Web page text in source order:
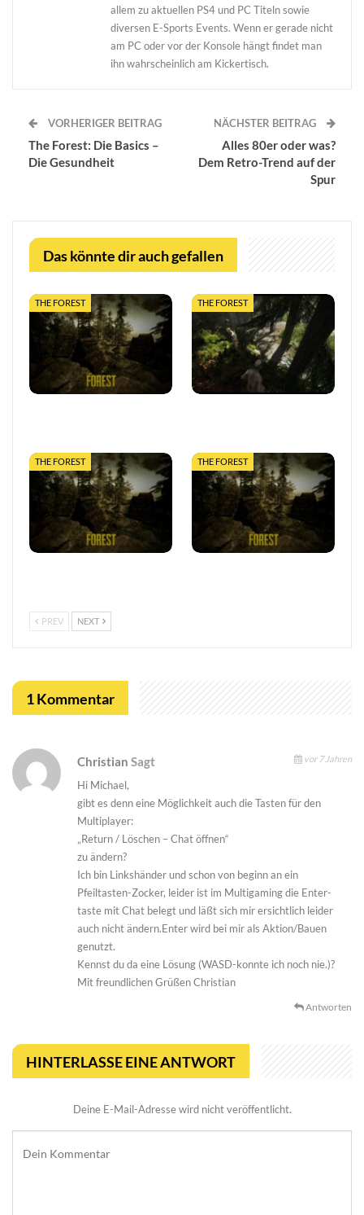
allem zu aktuellen PS4 und PC Titeln sowie
diversen E-Sports Events. Wenn er gerade nicht
am PC oder vor der Konsole hängt findet man
ihn wahrscheinlich am Kickertisch.
VORHERIGER BEITRAG
The Forest: Die Basics –
Die Gesundheit
NÄCHSTER BEITRAG
Alles 80er oder was?
Dem Retro-Trend auf der
Spur
Das könnte dir auch gefallen
THE FOREST THE FOREST
THE FOREST THE FOREST
PREV NEXT
1 Kommentar
Christian Sagt vor 7 Jahren
Hi Michael,
gibt es denn eine Möglichkeit auch die Tasten für den
Multiplayer:
„Return / Löschen – Chat öffnen“
zu ändern?
Ich bin Linkshänder und schon von beginn an ein
Pfeiltasten-Zocker, leider ist im Multigaming die Enter-
taste mit Chat belegt und läßt sich mir ersichtlich leider
auch nicht ändern.Enter wird bei mir als Aktion/Bauen
genutzt.
Kennst du da eine Lösung (WASD-konnte ich noch nie.)?
Mit freundlichen Grüßen Christian
Antworten
HINTERLASSE EINE ANTWORT
Deine E-Mail-Adresse wird nicht veröffentlicht.